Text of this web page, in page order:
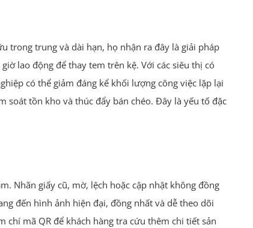
trong trung và dài hạn, họ nhận ra đây là giải pháp
lao động để thay tem trên kệ. Với các siêu thị có
có thể giảm đáng kể khối lượng công việc lặp lại
soát tồn kho và thúc đẩy bán chéo. Đây là yếu tố đặc
Nhãn giấy cũ, mờ, lệch hoặc cập nhật không đồng
đến hình ảnh hiện đại, đồng nhất và dễ theo dõi
mã QR để khách hàng tra cứu thêm chi tiết sản